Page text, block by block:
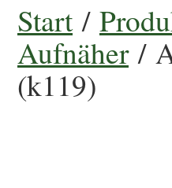
Start/
Aufnäher/
(k119)